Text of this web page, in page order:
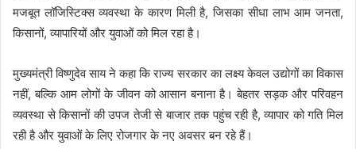
मजबूत लॉजिस्टिक्स व्यवस्था के कारण मिली है, जिसका सीधा लाभ आम जनता,
किसानों, व्यापारियों और युवाओं को मिल रहा है।
मुख्यमंत्री विष्णुदेव साय ने कहा कि राज्य सरकार का लक्ष्य केवल उद्योगों का विकास
नहीं, बल्कि आम लोगों के जीवन को आसान बनाना है। बेहतर सड़क और परिवहन
व्यवस्था से किसानों की उपज तेजी से बाजार तक पहुंच रही है, व्यापार को गति मिल
रही है और युवाओं के लिए रोजगार के नए अवसर बन रहे हैं।